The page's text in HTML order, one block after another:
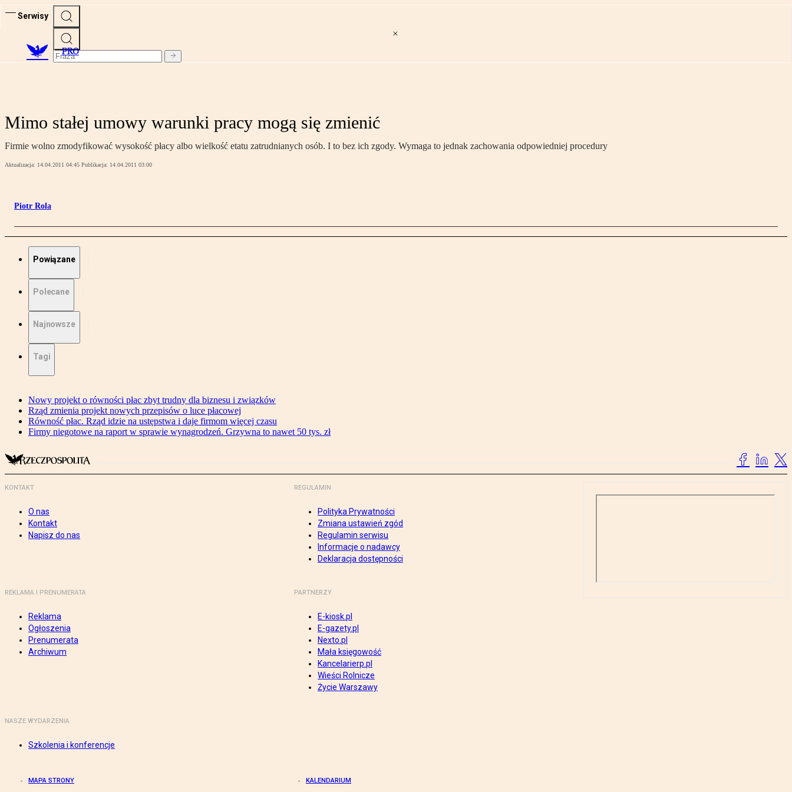
Serwisy
PRO
Mimo stałej umowy warunki pracy mogą się zmienić
Firmie wolno zmodyfikować wysokość płacy albo wielkość etatu zatrudnianych osób. I to bez ich zgody. Wymaga to jednak zachowania odpowiedniej procedury
Aktualizacja: 14.04.2011 04:45 Publikacja: 14.04.2011 03:00
Piotr Rola
Powiązane
Polecane
Najnowsze
Tagi
Nowy projekt o równości płac zbyt trudny dla biznesu i związków
Rząd zmienia projekt nowych przepisów o luce płacowej
Równość płac. Rząd idzie na ustępstwa i daje firmom więcej czasu
Firmy niegotowe na raport w sprawie wynagrodzeń. Grzywna to nawet 50 tys. zł
KONTAKT
O nas
Kontakt
Napisz do nas
REGULAMIN
Polityka Prywatności
Zmiana ustawień zgód
Regulamin serwisu
Informacje o nadawcy
Deklaracja dostępności
REKLAMA I PRENUMERATA
Reklama
Ogłoszenia
Prenumerata
Archiwum
PARTNERZY
E-kiosk.pl
E-gazety.pl
Nexto.pl
Mała księgowość
Kancelarierp.pl
Wieści Rolnicze
Życie Warszawy
NASZE WYDARZENIA
Szkolenia i konferencje
MAPA STRONY KALENDARIUM